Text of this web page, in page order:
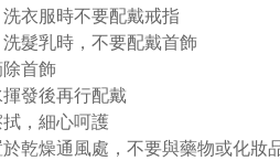
衣服時不要配戴戒指
髮乳時，不要配戴首飾
首飾
發後再行配戴
，細心呵護
乾燥通風處，不要與藥物或化妝